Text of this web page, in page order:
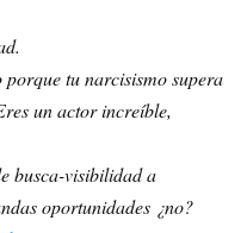
porque tu narcisismo supera
un actor increíble,
busca-visibilidad a
oportunidades ¿no?